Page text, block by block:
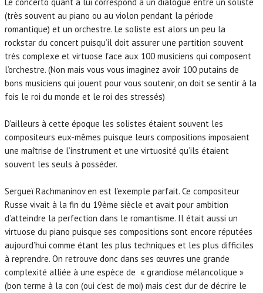
Le concerto quant à lui correspond à un dialogue entre un soliste
(très souvent au piano ou au violon pendant la période
romantique) et un orchestre. Le soliste est alors un peu la
rockstar du concert puisqu’il doit assurer une partition souvent
très complexe et virtuose face aux 100 musiciens qui composent
l’orchestre. (Non mais vous vous imaginez avoir 100 putains de
bons musiciens qui jouent pour vous soutenir, on doit se sentir à la
fois le roi du monde et le roi des stressés)
D’ailleurs à cette époque les solistes étaient souvent les
compositeurs eux-mêmes puisque leurs compositions imposaient
une maîtrise de l’instrument et une virtuosité qu’ils étaient
souvent les seuls à posséder.
Sergueï Rachmaninov en est l’exemple parfait. Ce compositeur
Russe vivait à la fin du 19ème siècle et avait pour ambition
d’atteindre la perfection dans le romantisme. Il était aussi un
virtuose du piano puisque ses compositions sont encore réputées
aujourd’hui comme étant les plus techniques et les plus difficiles
à reprendre. On retrouve donc dans ses œuvres une grande
complexité alliée à une espèce de « grandiose mélancolique »
(bon terme à la con (oui c’est de moi) mais c’est dur de décrire le